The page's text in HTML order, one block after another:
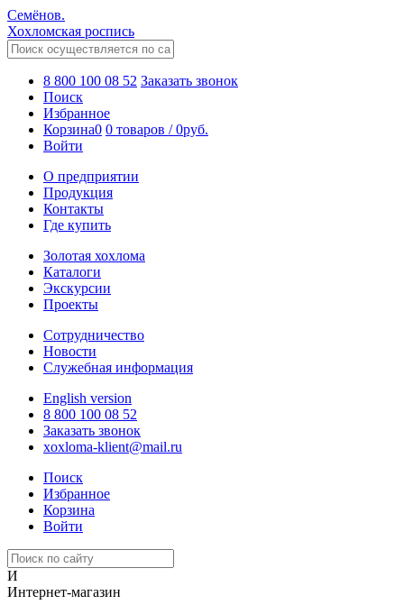
Семёнов.
Хохломская роспись
8 800 100 08 52 Заказать звонок
Поиск
Избранное
Корзина0 0 товаров /0руб.
Войти
О предприятии
Продукция
Контакты
Где купить
Золотая хохлома
Каталоги
Экскурсии
Проекты
Сотрудничество
Новости
Служебная информация
English version
8 800 100 08 52
Заказать звонок
xoxloma-klient@mail.ru
Поиск
Избранное
Корзина
Войти
И
Интернет-магазин